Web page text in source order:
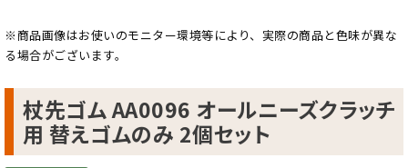
※商品画像はお使いのモニター環境等により、実際の商品と色味が異な
る場合がございます。
杖先ゴム AA0096 オールニーズクラッチ
用 替えゴムのみ 2個セット